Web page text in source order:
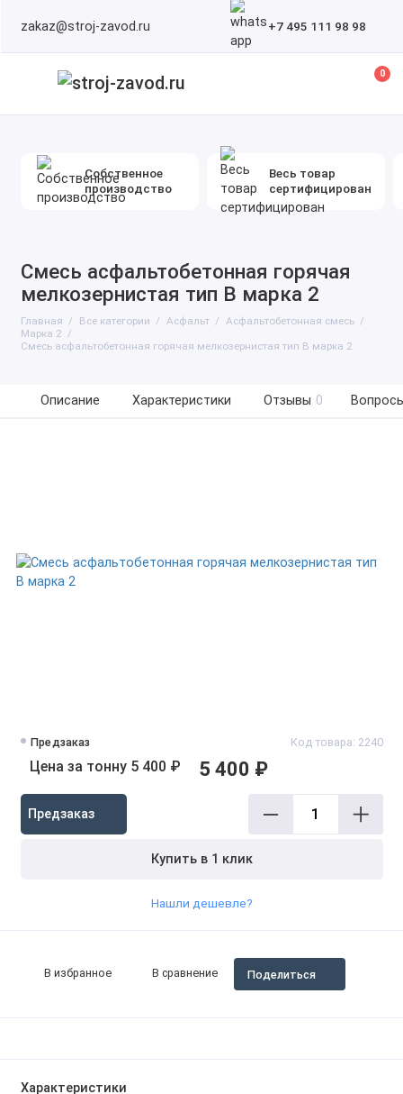
zakaz@stroj-zavod.ru +7 495 111 98 98
0
Собственное
производство
Весь товар
сертифицирован
Смесь асфальтобетонная горячая
мелкозернистая тип В марка 2
Главная Все категории Асфальт
Асфальтобетонная смесь
Марка 2
Смесь асфальтобетонная горячая мелкозернистая тип В марка 2
Описание Характеристики Отзывы 0
Предзаказ Код товара: 2240
Цена за тонну 5 400 ₽ 5 400 ₽
Предзаказ
Купить в 1 клик
Нашли дешевле?
В избранное В сравнение Поделиться
Характеристики